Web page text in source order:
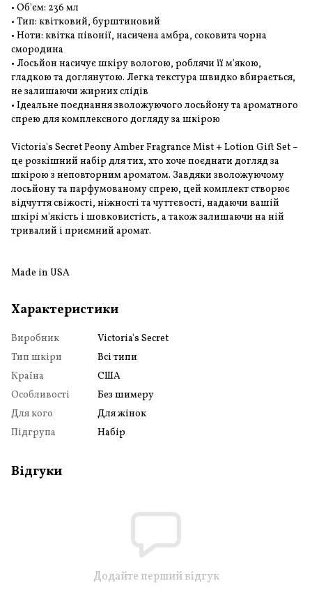
• Об'єм: 236 мл
• Тип: квітковий, бурштиновий
• Ноти: квітка півонії, насичена амбра, соковита чорна
смородина
• Лосьйон насичує шкіру вологою, роблячи її м'якою,
гладкою та доглянутою. Легка текстура швидко вбирається,
не залишаючи жирних слідів
• Ідеальне поєднання зволожуючого лосьйону та ароматного
спрею для комплексного догляду за шкірою
Victoria's Secret Peony Amber Fragrance Mist + Lotion Gift Set –
це розкішний набір для тих, хто хоче поєднати догляд за
шкірою з неповторним ароматом. Завдяки зволожуючому
лосьйону та парфумованому спрею, цей комплект створює
відчуття свіжості, ніжності та чуттєвості, надаючи вашій
шкірі м'якість і шовковистість, а також залишаючи на ній
тривалий і приємний аромат.
Made in USA
Характеристики
Виробник
Victoria's Secret
Тип шкіри
Всі типи
Країна
США
Особливості
Без шимеру
Для кого
Для жінок
Підгрупа
Набір
Відгуки
Додайте перший відгук